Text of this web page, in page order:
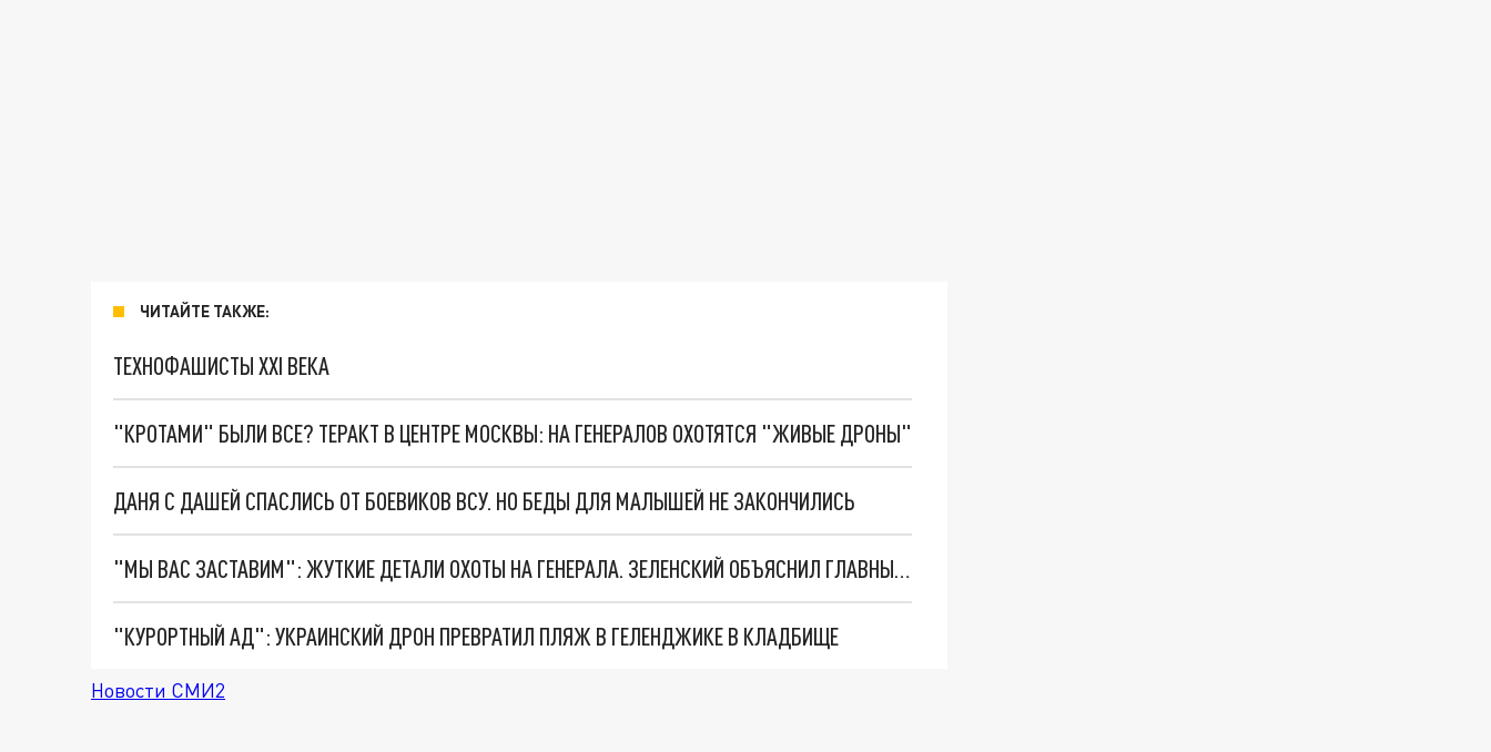
ЧИТАЙТЕ ТАКЖЕ:
ТЕХНОФАШИСТЫ XXI ВЕКА
"КРОТАМИ" БЫЛИ ВСЕ? ТЕРАКТ В ЦЕНТРЕ МОСКВЫ: НА ГЕНЕРАЛОВ ОХОТЯТСЯ "ЖИВЫЕ ДРОНЫ"
ДАНЯ С ДАШЕЙ СПАСЛИСЬ ОТ БОЕВИКОВ ВСУ. НО БЕДЫ ДЛЯ МАЛЫШЕЙ НЕ ЗАКОНЧИЛИСЬ
"МЫ ВАС ЗАСТАВИМ": ЖУТКИЕ ДЕТАЛИ ОХОТЫ НА ГЕНЕРАЛА. ЗЕЛЕНСКИЙ ОБЪЯСНИЛ ГЛАВНЫЙ СМЫСЛ ТЕРАКТА В ЦЕНТРЕ МОСКВЫ
"КУРОРТНЫЙ АД": УКРАИНСКИЙ ДРОН ПРЕВРАТИЛ ПЛЯЖ В ГЕЛЕНДЖИКЕ В КЛАДБИЩЕ
Новости СМИ2